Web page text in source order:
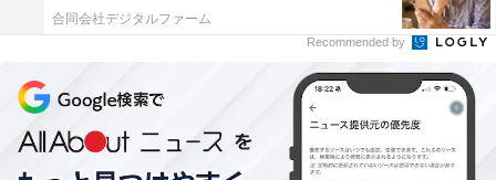
ホテル金波楼」は日本海を望む絶景露天風呂の
宿【6月23日】
合同会社デジタルファーム
Recommended by